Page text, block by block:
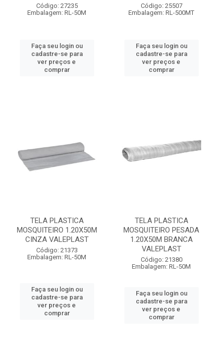
Código: 27235
Embalagem: RL-50M
Faça seu login ou
cadastre-se para
ver preços e
comprar
Código: 25507
Embalagem: RL-500MT
Faça seu login ou
cadastre-se para
ver preços e
comprar
TELA PLASTICA
MOSQUITEIRO 1.20X50M
CINZA VALEPLAST
Código: 21373
Embalagem: RL-50M
Faça seu login ou
cadastre-se para
ver preços e
comprar
TELA PLASTICA
MOSQUITEIRO PESADA
1.20X50M BRANCA
VALEPLAST
Código: 21380
Embalagem: RL-50M
Faça seu login ou
cadastre-se para
ver preços e
comprar